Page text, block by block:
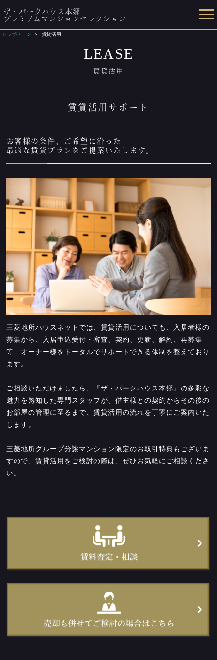
ザ・パークハウス本郷
プレミアムマンションセレクション
トップページ 賃貸活用
LEASE
賃貸活用
賃貸活用サポート
お客様の条件、ご希望に沿った
最適な賃貸プランをご提案いたします。
三菱地所ハウスネットでは、賃貸活用についても、入居者様の
募集から、入居申込受付・審査、契約、更新、解約、再募集
等、オーナー様をトータルでサポートできる体制を整えており
ます。
ご相談いただけましたら、『ザ・パークハウス本郷』の多彩な
魅力を熟知した専門スタッフが、借主様との契約からその後の
お部屋の管理に至るまで、賃貸活用の流れを丁寧にご案内いた
します。
三菱地所グループ分譲マンション限定のお取引特典もございま
すので、賃貸活用をご検討の際は、ぜひお気軽にご相談くださ
い。